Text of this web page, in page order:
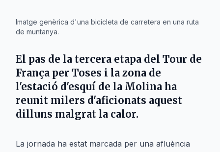
Imatge genèrica d'una bicicleta de carretera en una ruta
de muntanya.
El pas de la tercera etapa del Tour de
França per Toses i la zona de
l'estació d'esquí de la Molina ha
reunit milers d'aficionats aquest
dilluns malgrat la calor.
La jornada ha estat marcada per una afluència